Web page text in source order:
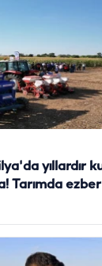
yıllardır
Tarımda